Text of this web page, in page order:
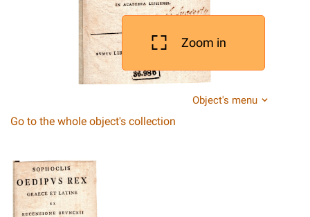
Zoom in
Object's menu
Go to the whole object's collection